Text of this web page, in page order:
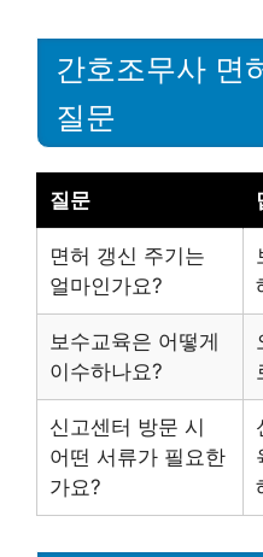
간호조무사 면
질문
질문
면허 갱신 주기는
얼마인가요?
보수교육은 어떻게
이수하나요?
신고센터 방문 시
어떤 서류가 필요한
가요?